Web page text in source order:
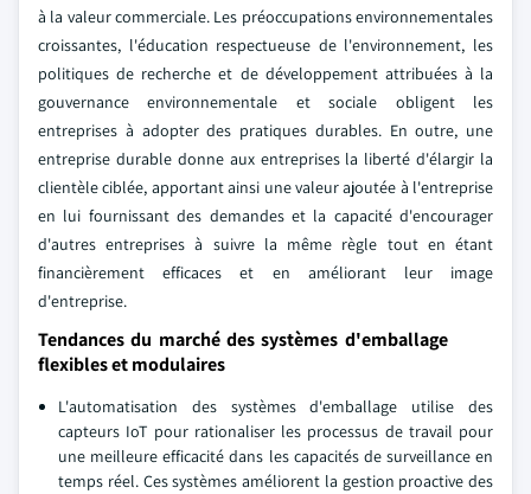
à la valeur commerciale. Les préoccupations environnementales
croissantes, l'éducation respectueuse de l'environnement, les
politiques de recherche et de développement attribuées à la
gouvernance environnementale et sociale obligent les
entreprises à adopter des pratiques durables. En outre, une
entreprise durable donne aux entreprises la liberté d'élargir la
clientèle ciblée, apportant ainsi une valeur ajoutée à l'entreprise
en lui fournissant des demandes et la capacité d'encourager
d'autres entreprises à suivre la même règle tout en étant
financièrement efficaces et en améliorant leur image
d'entreprise.
Tendances du marché des systèmes d'emballage
flexibles et modulaires
L'automatisation des systèmes d'emballage utilise des
capteurs IoT pour rationaliser les processus de travail pour
une meilleure efficacité dans les capacités de surveillance en
temps réel. Ces systèmes améliorent la gestion proactive des